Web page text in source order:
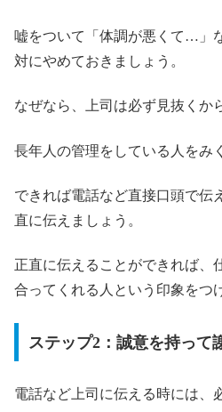
嘘をついて「体調が悪くて…」
対にやめておきましょう。
なぜなら、上司は必ず見抜くか
長年人の管理をしている人をみ
できれば電話など直接口頭で伝
直に伝えましょう。
正直に伝えることができれば、
合ってくれる人という印象をつ
ステップ2：誠意を持って
電話など上司に伝える時には、